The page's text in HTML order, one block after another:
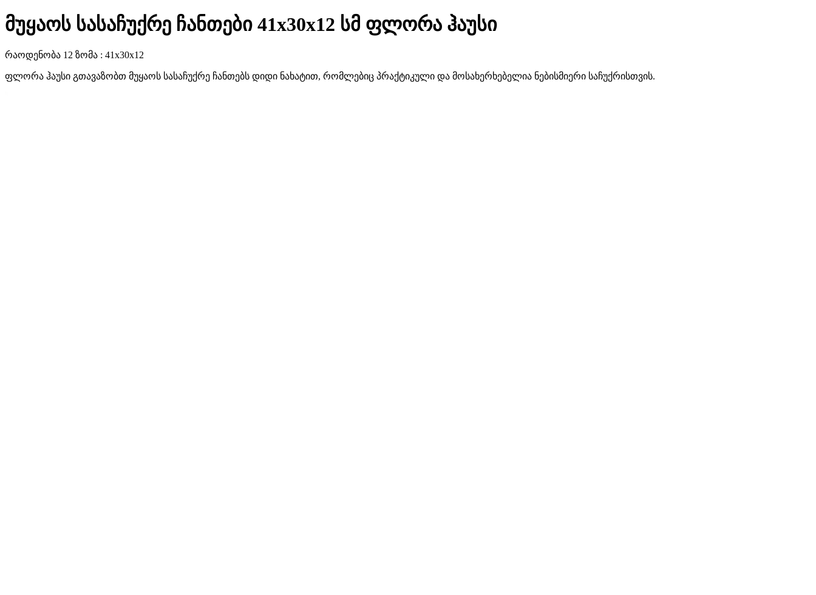
მუყაოს სასაჩუქრე ჩანთები 41x30x12 სმ ფლორა ჰაუსი
რაოდენობა 12 ზომა : 41x30x12
ფლორა ჰაუსი გთავაზობთ მუყაოს სასაჩუქრე ჩანთებს დიდი ნახატით, რომლებიც პრაქტიკული და მოსახერხებელია ნებისმიერი საჩუქრისთვის.